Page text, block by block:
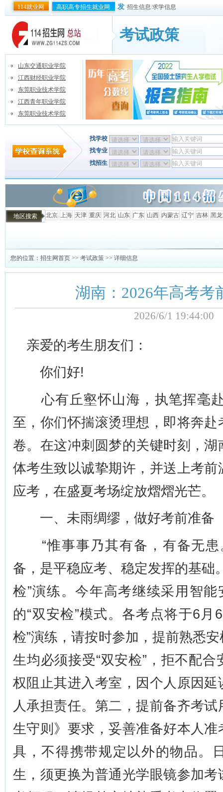
114就业网 高职高专招生就业网 发 招生信息/求学信息
考试政策
山东交通职业学院
江西财经职业学院
东莞职业技术学院
江西青年职业学院
东莞职业技术学院
找学校
找专业
找招生
地区搜索 北京 上海 天津 重庆 河北 山东 广东 山西 内蒙古 辽宁 吉林 黑
您的位置： 招生网首页 >> 考试政策 >> 详细信息
湖南：2026年高考考
2026/6/1 19:44:00
亲爱的考生朋友们：
你们好!
心有丘壑怀山海，执笔挥毫赴
至，你们怀揣滚烫理想，即将奔
卷。在这冲刺圆梦的关键时刻，
体考生致以诚挚期许，并送上考
应考，在盛夏考场绽放熠熠光芒。
一、未雨绸缪，做好考前准备
“惟事事乃其有备，有备无患
备，是平稳应考、稳定发挥的基础
检”演练。今年高考继续采用智
的“双安检”模式。各考点将于6月
检”演练，请按时参加，提前熟悉
生均必须接受“双安检”，拒不配
权阻止其进入考室，因个人原因
人承担责任。第二，提前备齐考
生守则》要求，妥善准备好本人
具，不得携带规定以外的物品。
生，须更换为普通光学眼镜参加